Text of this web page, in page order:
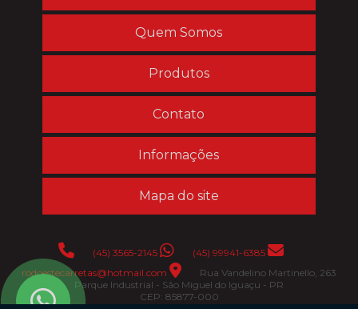
Quem Somos
Produtos
Contato
Informações
Mapa do site
(45) 3565-2145
(45) 99941-6385
rodoestecarretas@hotmail.com
Rua Vandelino Martinello, 263
Parque Industrial - São Miguel do Iguaçu - PR
CEP: 85877-000